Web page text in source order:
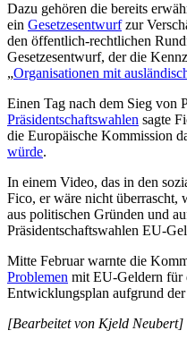
Dazu gehören die bereits
ein Gesetzesentwurfzur
den öffentlich-rechtlichen
Gesetzesentwurf, der die
„Organisationen mit
Einen Tag nach dem Sieg von
Präsidentschaftswahlen sagte
die Europäische Kommission
würde.
In einem Video, das in den
Fico, er wäre nicht überrascht,
aus politischen Gründen und
Präsidentschaftswahlen EU-
Mitte Februar warnte die
Problemen mit EU-Geldern für
Entwicklungsplan aufgrund
[Bearbeitet von Kjeld Neubert]